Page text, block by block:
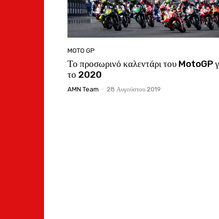
MOTO GP
Το προσωρινό καλεντάρι του MotoGP
το 2020
AMN Team - 28 Αυγούστου 2019